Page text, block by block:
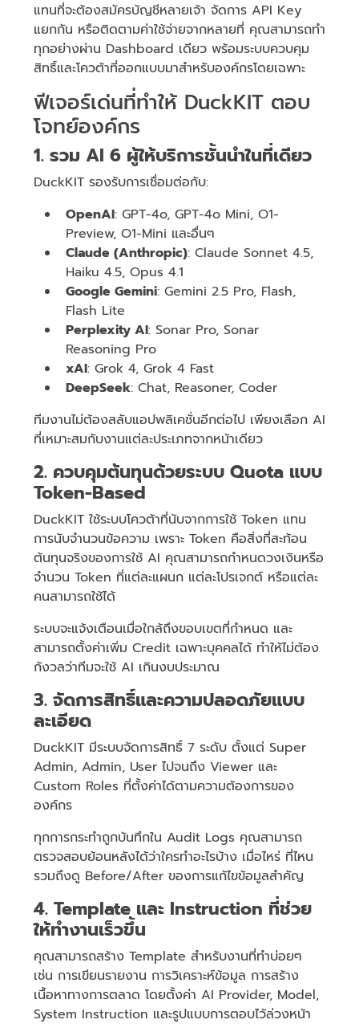
แทนที่จะต้องสมัครบัญชีหลายเจ้า จัดการ API Key
แยกกัน หรือติดตามค่าใช้จ่ายจากหลายที่ คุณสามารถทำ
ทุกอย่างผ่าน Dashboard เดียว พร้อมระบบควบคุม
สิทธิ์และโควต้าที่ออกแบบมาสำหรับองค์กรโดยเฉพาะ
ฟีเจอร์เด่นที่ทำให้ DuckKIT ตอบ
โจทย์องค์กร
1. รวม AI 6 ผู้ให้บริการชั้นนำในที่เดียว
DuckKIT รองรับการเชื่อมต่อกับ:
OpenAI: GPT-4o, GPT-4o Mini, O1-
Preview, O1-Mini และอื่นๆ
Claude (Anthropic): Claude Sonnet 4.5,
Haiku 4.5, Opus 4.1
Google Gemini: Gemini 2.5 Pro, Flash,
Flash Lite
Perplexity AI: Sonar Pro, Sonar
Reasoning Pro
xAI: Grok 4, Grok 4 Fast
DeepSeek: Chat, Reasoner, Coder
ทีมงานไม่ต้องสลับแอปพลิเคชั่นอีกต่อไป เพียงเลือก AI
ที่เหมาะสมกับงานแต่ละประเภทจากหน้าเดียว
2. ควบคุมต้นทุนด้วยระบบ Quota แบบ
Token-Based
DuckKIT ใช้ระบบโควต้าที่นับจากการใช้ Token แทน
การนับจำนวนข้อความ เพราะ Token คือสิ่งที่สะท้อน
ต้นทุนจริงของการใช้ AI คุณสามารถกำหนดวงเงินหรือ
จำนวน Token ที่แต่ละแผนก แต่ละโปรเจกต์ หรือแต่ละ
คนสามารถใช้ได้
ระบบจะแจ้งเตือนเมื่อใกล้ถึงขอบเขตที่กำหนด และ
สามารถตั้งค่าเพิ่ม Credit เฉพาะบุคคลได้ ทำให้ไม่ต้อง
กังวลว่าทีมจะใช้ AI เกินงบประมาณ
3. จัดการสิทธิ์และความปลอดภัยแบบ
ละเอียด
DuckKIT มีระบบจัดการสิทธิ์ 7 ระดับ ตั้งแต่ Super
Admin, Admin, User ไปจนถึง Viewer และ
Custom Roles ที่ตั้งค่าได้ตามความต้องการของ
องค์กร
ทุกการกระทำถูกบันทึกใน Audit Logs คุณสามารถ
ตรวจสอบย้อนหลังได้ว่าใครทำอะไรบ้าง เมื่อไหร่ ที่ไหน
รวมถึงดู Before/After ของการแก้ไขข้อมูลสำคัญ
4. Template และ Instruction ที่ช่วย
ให้ทำงานเร็วขึ้น
คุณสามารถสร้าง Template สำหรับงานที่ทำบ่อยๆ
เช่น การเขียนรายงาน การวิเคราะห์ข้อมูล การสร้าง
เนื้อหาทางการตลาด โดยตั้งค่า AI Provider, Model,
System Instruction และรูปแบบการตอบไว้ล่วงหน้า